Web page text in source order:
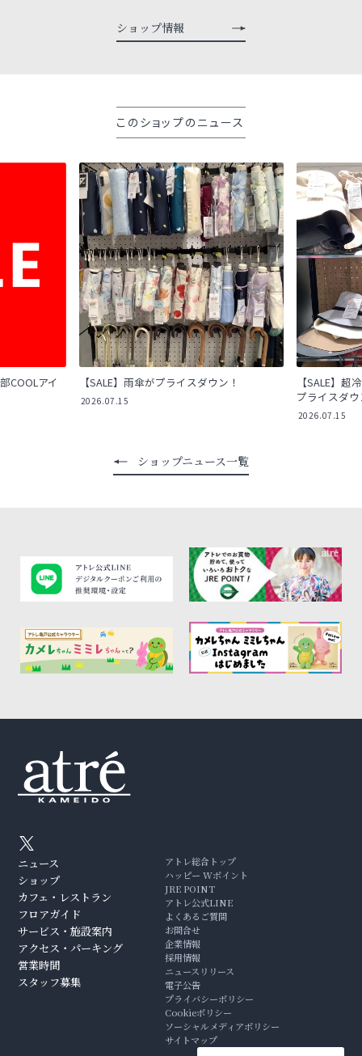
ショップ情報
このショップのニュース
COOLアイ 【SALE】雨傘がプライスダウン！
2026.07.15
【SALE】超
プライスダ
2026.07.15
ショップニュース一覧
ニュース
ショップ
カフェ・レストラン
フロアガイド
サービス・施設案内
アクセス・パーキング
営業時間
スタッフ募集
アトレ総合トップ
ハッピー Wポイント
JRE POINT
アトレ公式LINE
よくあるご質問
お問合せ
企業情報
採用情報
ニュースリリース
電子公告
プライバシーポリシー
Cookieポリシー
ソーシャルメディアポリシー
サイトマップ